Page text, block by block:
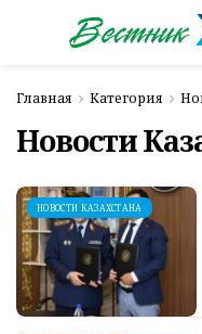
Главная Категория
Новости
НОВОСТИ КАЗАХСТАНА